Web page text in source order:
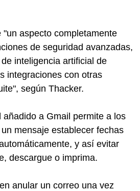
"un aspecto completamente
de seguridad avanzadas,
inteligencia artificial de
integraciones con otras
según Thacker.
añadido a Gmail permite a los
mensaje establecer fechas
y así evitar
descargue o imprima.
anular un correo una vez